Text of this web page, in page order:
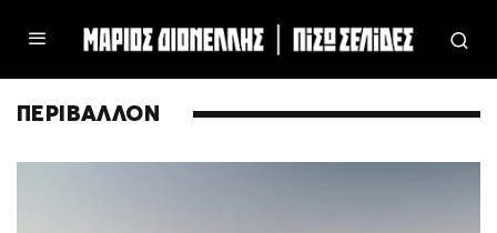
ΠΕΡΙΒΑΛΛΟΝ